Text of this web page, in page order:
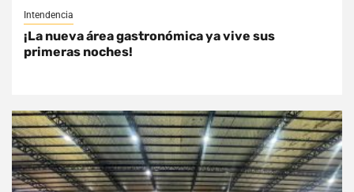
Intendencia
¡La nueva área gastronómica ya vive sus
primeras noches!